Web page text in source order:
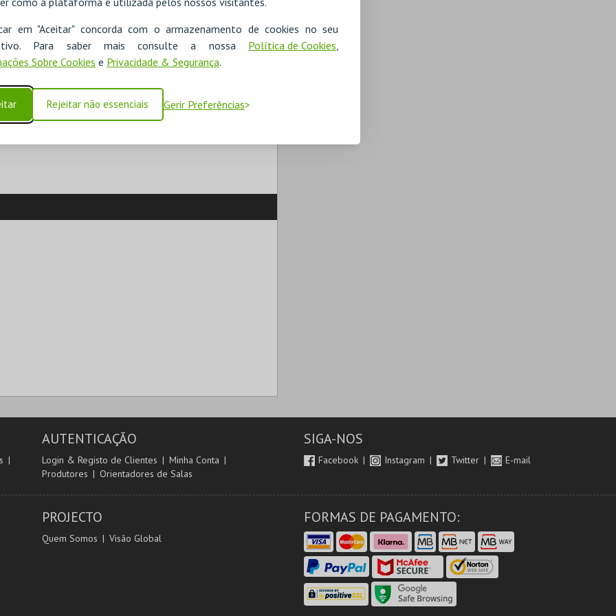
em "Aceitar" concorda com o armazenamento de cookies no seu
Para saber mais consulte a nossa Política de Cookies
Sobre Cookies e Privacidade & Segurança.
Rejeitar não essenciais Gerir Preferências
10:30
5
AUTENTICAÇÃO
Login & Registo de Clientes
Minha Conta
Produtores
Orientadores de Salas
SIGA-NOS
Facebook Instagram Twitter E-mail
PROJECTO
Quem Somos Visão Global
FORMAS DE PAGAMENTO: